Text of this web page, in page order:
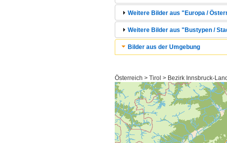
Weitere Bilder aus "Europa /
Weitere Bilder aus "Bustypen /
Bilder aus der Umgebung
Österreich > Tirol > Bezirk Innsbruck-